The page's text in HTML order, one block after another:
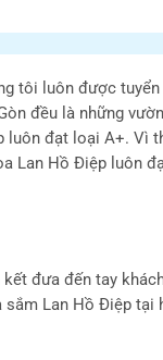
tôi luôn được
đều là những
đạt loại A+. Vì
Lan Hồ Điệp luôn
đưa đến tay
Lan Hồ Điệp tại